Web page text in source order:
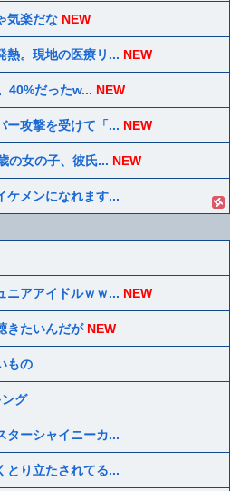
気楽だな NEW
熱。現地の医療リ... NEW
40%だったw... NEW
ー攻撃を受けて「... NEW
の女の子、彼氏... NEW
ケメンになれます...
ニアアイドルｗｗ... NEW
きたいんだが NEW
もの
グ
ターシャイニーカ...
とり立たされてる...